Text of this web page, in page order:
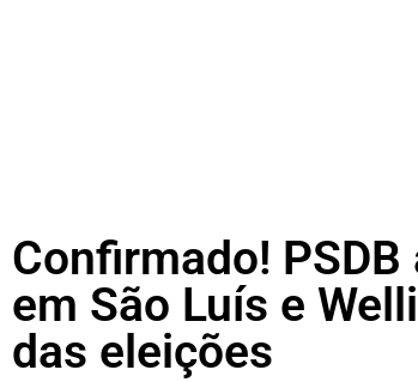
Confirmado!
em São Luís e
das eleições